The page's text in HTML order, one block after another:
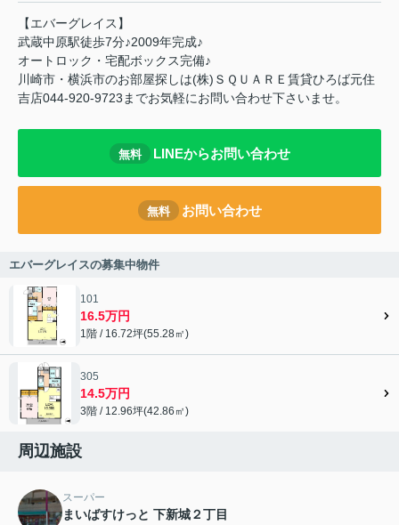
【エバーグレイス】
武蔵中原駅徒歩7分♪2009年完成♪
オートロック・宅配ボックス完備♪
川崎市・横浜市のお部屋探しは(株)ＳＱＵＡＲＥ賃貸ひろば元住
吉店044-920-9723までお気軽にお問い合わせ下さいませ。
無料 LINEからお問い合わせ
無料 お問い合わせ
エバーグレイスの募集中物件
101
16.5万円
1階 / 16.72坪(55.28㎡)
305
14.5万円
3階 / 12.96坪(42.86㎡)
周辺施設
スーパー
まいばすけっと 下新城２丁目